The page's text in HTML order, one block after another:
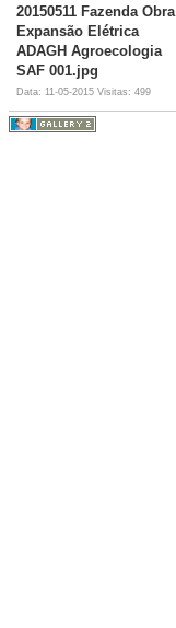
20150511 Fazenda Obra
Expansão Elétrica
ADAGH Agroecologia
SAF 001.jpg
Data: 11-05-2015 Visitas: 499